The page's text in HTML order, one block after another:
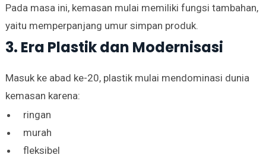
Pada masa ini, kemasan mulai memiliki fungsi tambahan,
yaitu memperpanjang umur simpan produk.
3. Era Plastik dan Modernisasi
Masuk ke abad ke-20, plastik mulai mendominasi dunia
kemasan karena:
ringan
murah
fleksibel